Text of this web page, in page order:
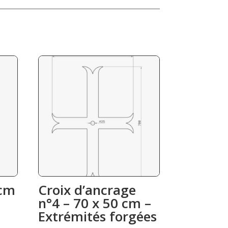
Croix d’ancrage
n°4 – 70 x 50 cm –
Extrémités forgées